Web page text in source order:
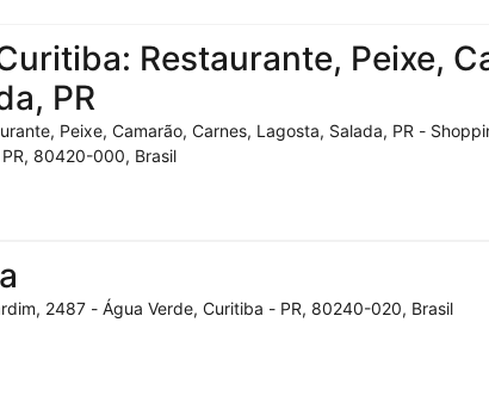
Restaurante, Peixe,
PR
Peixe, Camarão, Carnes, Lagosta, Salada, PR -
80420-000, Brasil
2487 - Água Verde, Curitiba - PR, 80240-020, Brasil